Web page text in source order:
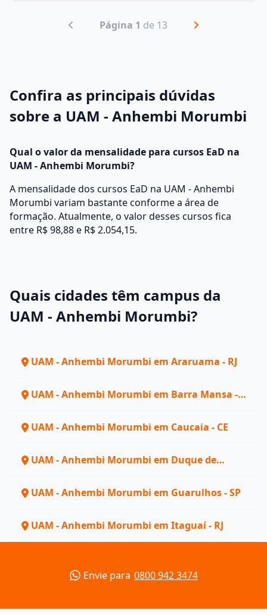
Página 1 de 13
Confira as principais dúvidas
sobre a UAM - Anhembi Morumbi
Qual o valor da mensalidade para cursos EaD na
UAM - Anhembi Morumbi?
A mensalidade dos cursos EaD na UAM - Anhembi
Morumbi variam bastante conforme a área de
formação. Atualmente, o valor desses cursos fica
entre R$ 98,88 e R$ 2.054,15.
Quais cidades têm campus da
UAM - Anhembi Morumbi?
UAM - Anhembi Morumbi em Araruama - RJ
UAM - Anhembi Morumbi em Barra Mansa -
UAM - Anhembi Morumbi em Caucaia - CE
UAM - Anhembi Morumbi em Duque de
UAM - Anhembi Morumbi em Guarulhos - SP
UAM - Anhembi Morumbi em Itaguaí - RJ
Envie para 0800 942 3474